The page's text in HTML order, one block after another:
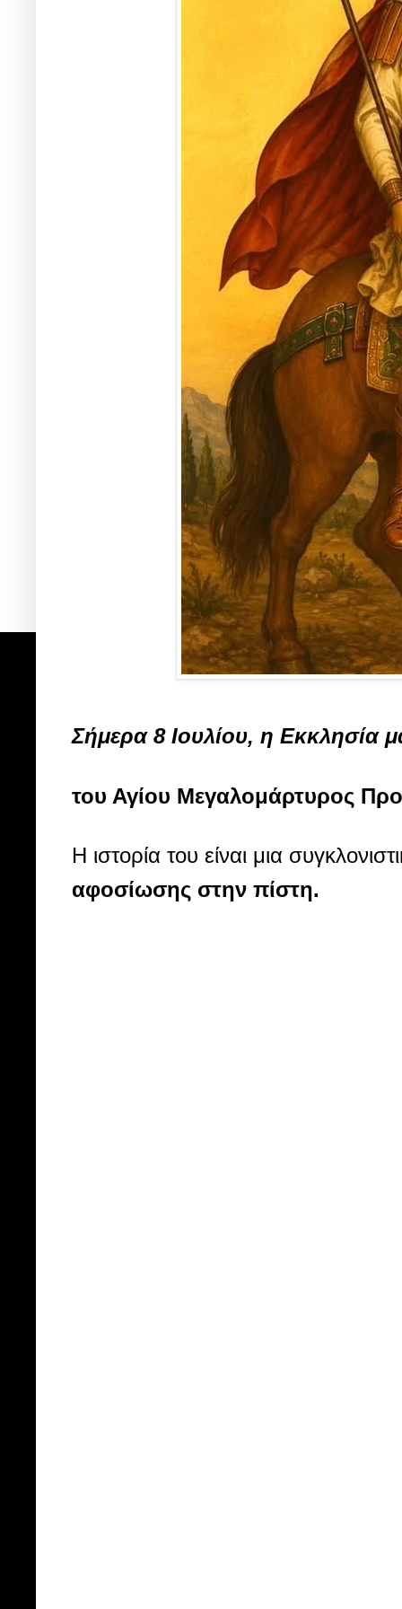
Σήμερα 8 Ιουλίου, η Εκκλησία
του Αγίου Μεγαλομάρτυρος
Η ιστορία του είναι μια
αφοσίωσης στην πίστη.